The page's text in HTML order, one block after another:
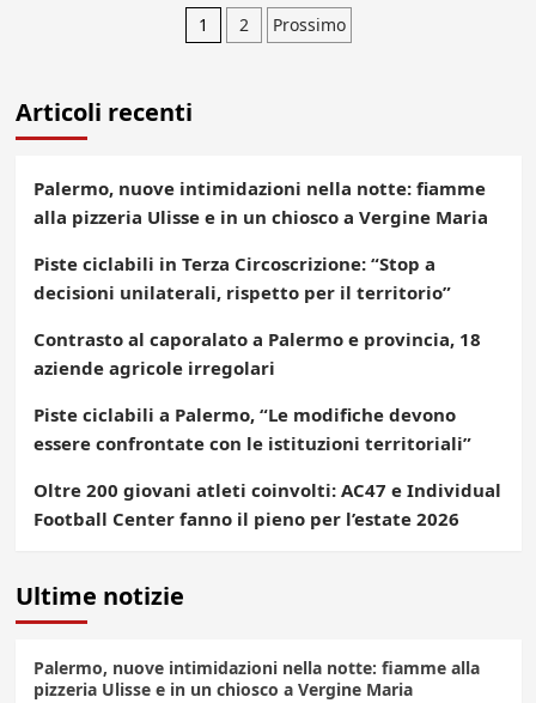
Paginazione
articoli
1 2 Prossimo
Articoli recenti
Palermo, nuove intimidazioni nella notte: fiamme
alla pizzeria Ulisse e in un chiosco a Vergine Maria
Piste ciclabili in Terza Circoscrizione: “Stop a
decisioni unilaterali, rispetto per il territorio”
Contrasto al caporalato a Palermo e provincia, 18
aziende agricole irregolari
Piste ciclabili a Palermo, “Le modifiche devono
essere confrontate con le istituzioni territoriali”
Oltre 200 giovani atleti coinvolti: AC47 e Individual
Football Center fanno il pieno per l’estate 2026
Ultime notizie
Palermo, nuove intimidazioni nella notte: fiamme alla
pizzeria Ulisse e in un chiosco a Vergine Maria